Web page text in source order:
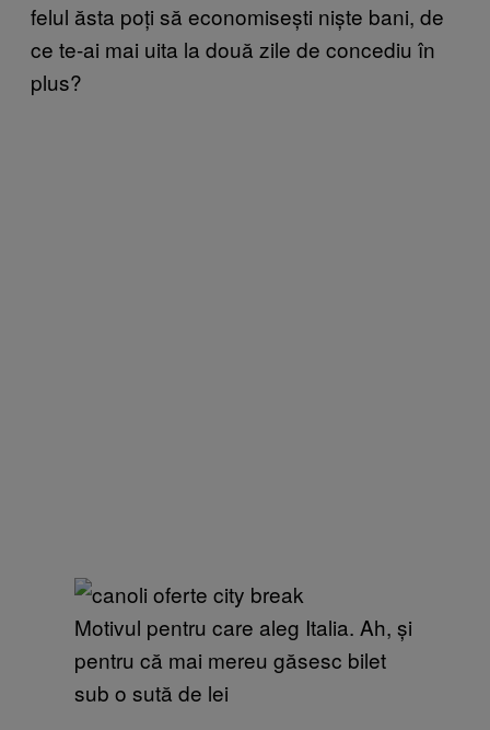
felul ăsta poți să economisești niște bani, de
ce te-ai mai uita la două zile de concediu în
plus?
Motivul pentru care aleg Italia. Ah, și
pentru că mai mereu găsesc bilet
sub o sută de lei